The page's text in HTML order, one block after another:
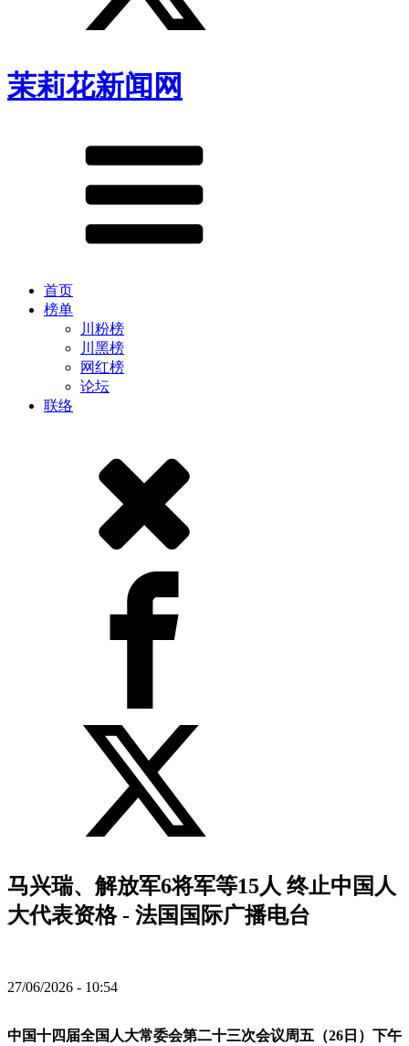
茉莉花新闻网
首页
榜单
川粉榜
川黑榜
网红榜
论坛
联络
马兴瑞、解放军6将军等15人 终止中国人
大代表资格 - 法国国际广播电台
27/06/2026 - 10:54
中国十四届全国人大常委会第二十三次会议周五（26日）下午